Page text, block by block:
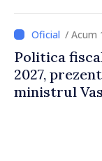
/ Acum
Politica
2027,
ministrul